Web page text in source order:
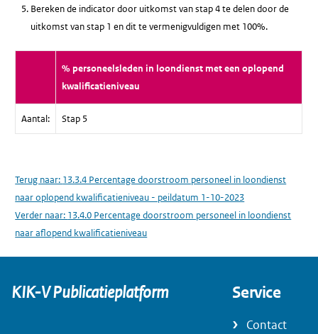
Bereken de indicator door uitkomst van stap 4 te delen door de
uitkomst van stap 1 en dit te vermenigvuldigen met 100%.
% personeelsleden in loondienst met een oplopend
kwalificatieniveau
Aantal: Stap 5
Terug naar: 13.3.4 Percentage doorstroom personeel in loondienst
naar oplopend kwalificatieniveau - peildatum 1-10-2023
Verder naar: 13.4.0 Percentage doorstroom personeel in loondienst
naar aflopend kwalificatieniveau
KIK-V Publicatieplatform Service
Contact